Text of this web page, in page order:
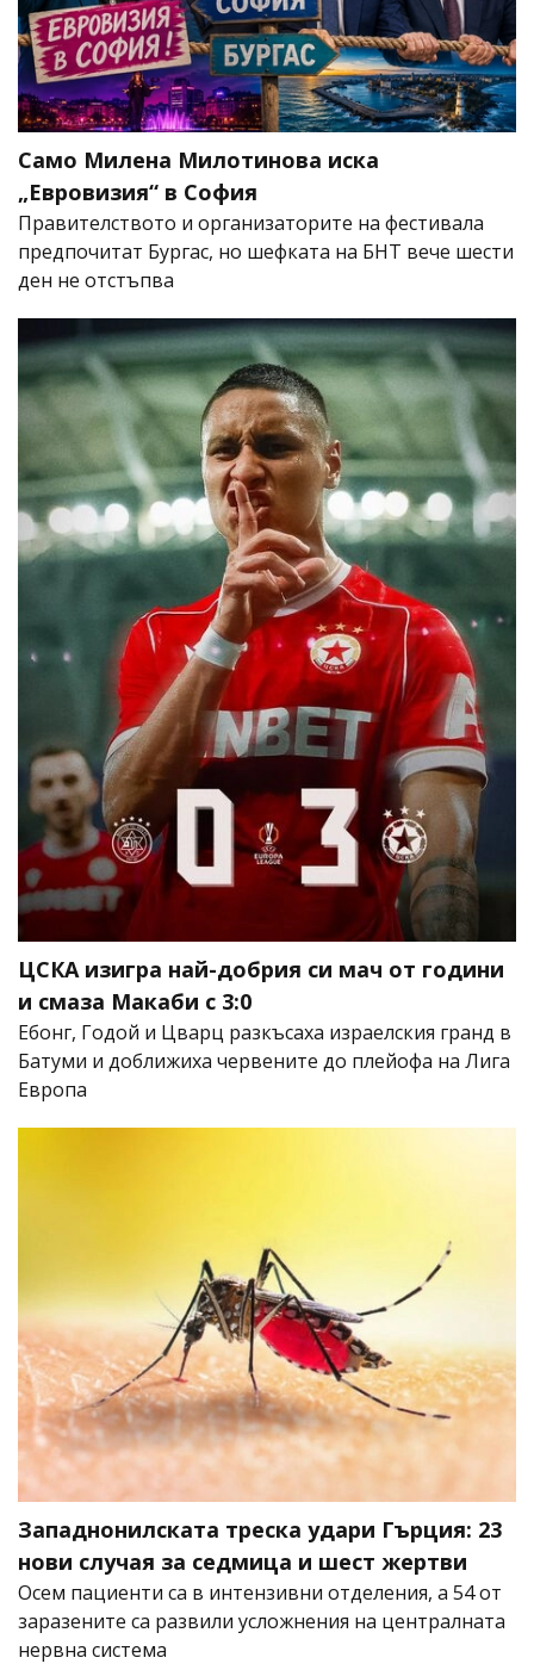
Само Милена Милотинова иска
„Евровизия“ в София
Правителството и организаторите на фестивала
предпочитат Бургас, но шефката на БНТ вече шести
ден не отстъпва
ЦСКА изигра най-добрия си мач от години
и смаза Макаби с 3:0
Ебонг, Годой и Цварц разкъсаха израелския гранд в
Батуми и доближиха червените до плейофа на Лига
Европа
Западнонилската треска удари Гърция: 23
нови случая за седмица и шест жертви
Осем пациенти са в интензивни отделения, а 54 от
заразените са развили усложнения на централната
нервна система